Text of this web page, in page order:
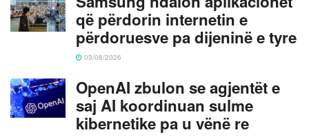
që përdorin internetin e
përdoruesve pa dijeninë e tyre
03/08/2026
OpenAI zbulon se agjentët e
saj AI koordinuan sulme
kibernetike pa u vënë re